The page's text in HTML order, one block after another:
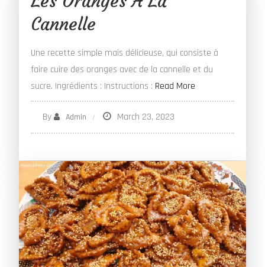
Cannelle
Une recette simple mais délicieuse, qui consiste à
faire cuire des oranges avec de la cannelle et du
sucre. Ingrédients : Instructions : Read More
By Admin March 23, 2023